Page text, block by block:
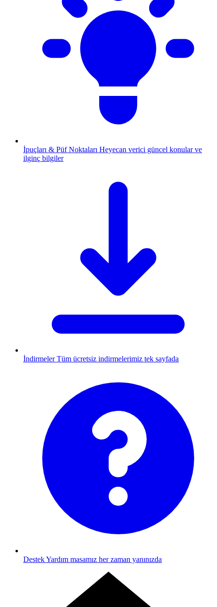
İpuçları & Püf Noktaları Heyecan verici güncel konular ve
ilginç bilgiler
İndirmeler Tüm ücretsiz indirmelerimiz tek sayfada
DestekYardım masamız her zaman yanınızda